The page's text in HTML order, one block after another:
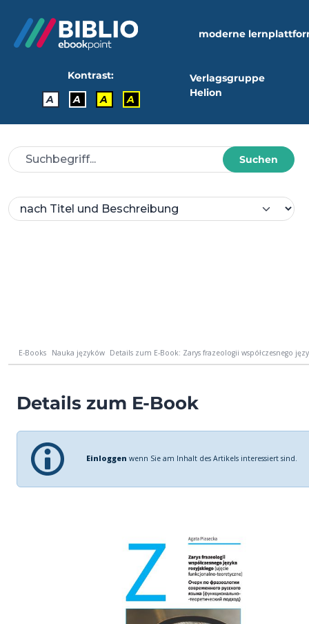
moderne
Kontrast:
A
A A A
Verlagsgruppe
Helion
Suchen
E-Books Nauka języków Details zum E-Book: Zarys frazeologii współczesnego
Details zum E-Book
Einloggen wenn Sie am Inhalt des Artikels interessiert sind.